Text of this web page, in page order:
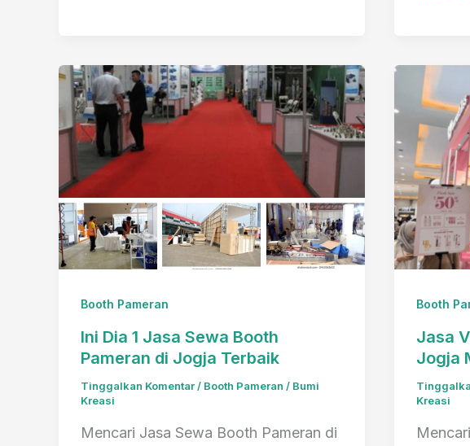
No
1
Paling
Favorit
Cafe
Unik
Nuansa
Adat
Jawa
Booth Pameran
Ini Dia 1 Jasa Sewa Booth
Pameran di Jogja Terbaik
Tinggalkan Komentar/ Booth Pameran / Bumi
Kreasi
Mencari Jasa Sewa Booth Pameran di
Booth
Jasa
Jogja
Kreasi